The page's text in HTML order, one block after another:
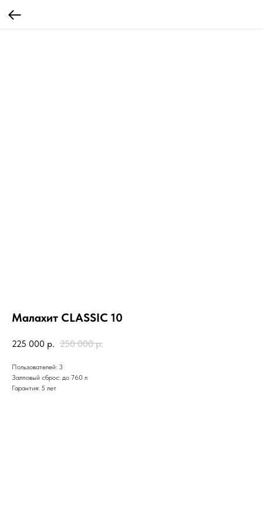
Малахит CLASSIC 10
225 000 р. 250 000 р.
Пользователей: 3
Залповый сброс: до 760 л
Гарантия: 5 лет